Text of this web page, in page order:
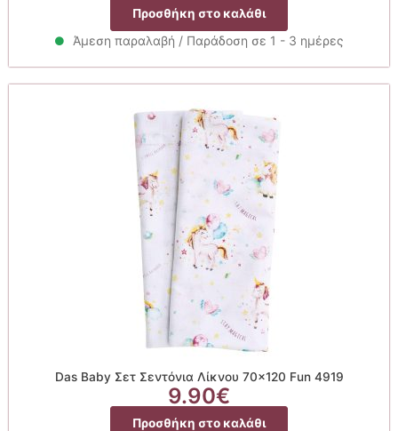
Προσθήκη στο καλάθι
Άμεση παραλαβή / Παράδοση σε 1 - 3 ημέρες
Das Baby Σετ Σεντόνια Λίκνου 70×120 Fun 4919
9.90€
Προσθήκη στο καλάθι